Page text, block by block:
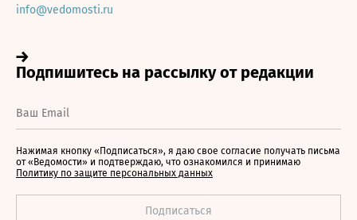
info@vedomosti.ru
Нажимая кнопку «Подписаться», я даю свое согласие получать письма
от «Ведомости» и подтверждаю, что ознакомился и принимаю
Политику по защите персональных данных